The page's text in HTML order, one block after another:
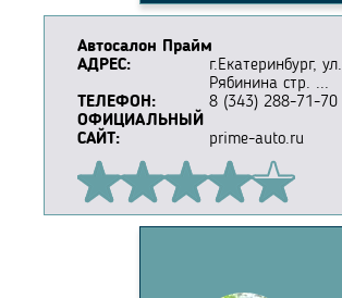
Автосалон Прайм
АДРЕС:
г.Екатеринбург, ул.
Рябинина стр. ...
ТЕЛЕФОН:
8 (343) 288-71-70
ОФИЦИАЛЬНЫЙ
САЙТ:
prime-auto.ru